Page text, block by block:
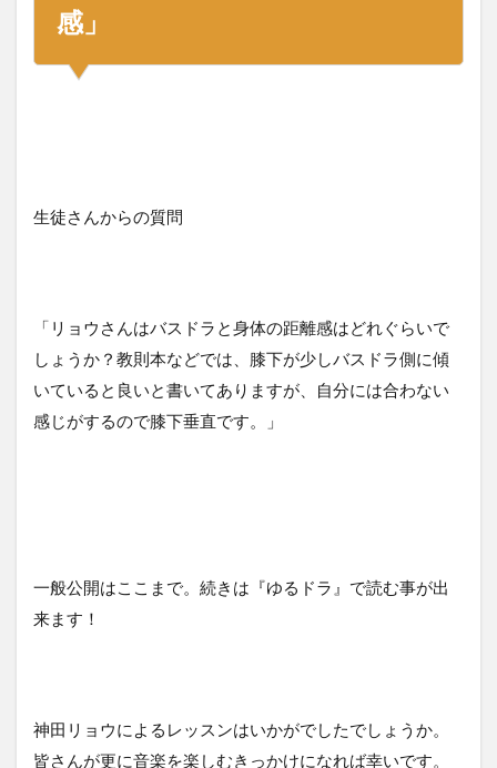
感」
生徒さんからの質問
「リョウさんはバスドラと身体の距離感はどれぐらいで
しょうか？教則本などでは、膝下が少しバスドラ側に傾
いていると良いと書いてありますが、自分には合わない
感じがするので膝下垂直です。」
一般公開はここまで。続きは『ゆるドラ』で読む事が出
来ます！
神田リョウによるレッスンはいかがでしたでしょうか。
皆さんが更に音楽を楽しむきっかけになれば幸いです。